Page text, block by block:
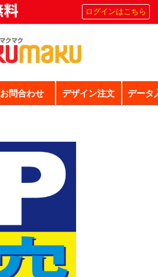
ログインはこちら
お問合わせ デザイン注文 データ